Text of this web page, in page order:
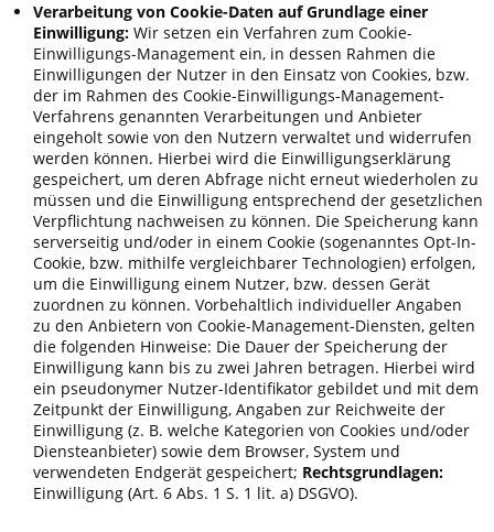
Verarbeitung von Cookie-Daten auf Grundlage einer
Einwilligung: Wir setzen ein Verfahren zum Cookie-
Einwilligungs-Management ein, in dessen Rahmen die
Einwilligungen der Nutzer in den Einsatz von Cookies, bzw.
der im Rahmen des Cookie-Einwilligungs-Management-
Verfahrens genannten Verarbeitungen und Anbieter
eingeholt sowie von den Nutzern verwaltet und widerrufen
werden können. Hierbei wird die Einwilligungserklärung
gespeichert, um deren Abfrage nicht erneut wiederholen zu
müssen und die Einwilligung entsprechend der gesetzlichen
Verpflichtung nachweisen zu können. Die Speicherung kann
serverseitig und/oder in einem Cookie (sogenanntes Opt-In-
Cookie, bzw. mithilfe vergleichbarer Technologien) erfolgen,
um die Einwilligung einem Nutzer, bzw. dessen Gerät
zuordnen zu können. Vorbehaltlich individueller Angaben
zu den Anbietern von Cookie-Management-Diensten, gelten
die folgenden Hinweise: Die Dauer der Speicherung der
Einwilligung kann bis zu zwei Jahren betragen. Hierbei wird
ein pseudonymer Nutzer-Identifikator gebildet und mit dem
Zeitpunkt der Einwilligung, Angaben zur Reichweite der
Einwilligung (z. B. welche Kategorien von Cookies und/oder
Diensteanbieter) sowie dem Browser, System und
verwendeten Endgerät gespeichert; Rechtsgrundlagen:
Einwilligung (Art. 6 Abs. 1 S. 1 lit. a) DSGVO).